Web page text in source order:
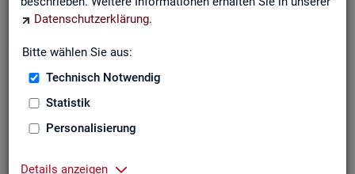
Datenschutzerklärung.
Bitte wählen Sie aus:
Technisch Notwendig
Statistik
Personalisierung
Details anzeigen
Im­pres­sum der Bun­des­agen­tur für Ar­beit
Nut­zungs- und Be­zugs­be­din­gun­gen
Co­py­right und Mar­ken­schutz
Die In­hal­te des In­ter­net­auf­tritts der BA sowie die Pro­duk­te
der Sta­tis­tik der BA ste­hen im geis­ti­gen Ei­gen­tum der BA und